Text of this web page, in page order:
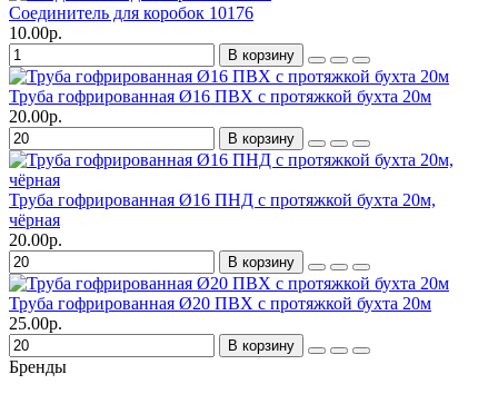
Соединитель для коробок 10176
10.00р.
В корзину
Труба гофрированная Ø16 ПВХ с протяжкой бухта 20м
20.00р.
В корзину
Труба гофрированная Ø16 ПНД с протяжкой бухта 20м,
чёрная
20.00р.
В корзину
Труба гофрированная Ø20 ПВХ с протяжкой бухта 20м
25.00р.
В корзину
Бренды